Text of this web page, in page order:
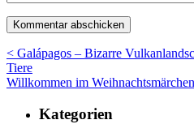
< Galápagos – Bizarre
Tiere
Willkommen im
Kategorien